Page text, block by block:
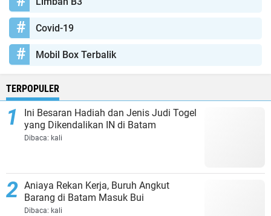
Covid-19
Mobil Box Terbalik
TERPOPULER
Ini Besaran Hadiah dan Jenis Judi Togel
yang Dikendalikan IN di Batam
Dibaca: kali
Aniaya Rekan Kerja, Buruh Angkut
Barang di Batam Masuk Bui
Dibaca: kali